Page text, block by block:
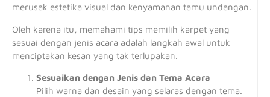
merusak estetika visual dan kenyamanan tamu undangan.
Oleh karena itu, memahami tips memilih karpet yang
sesuai dengan jenis acara adalah langkah awal untuk
menciptakan kesan yang tak terlupakan.
Sesuaikan dengan Jenis dan Tema Acara
Pilih warna dan desain yang selaras dengan tema.